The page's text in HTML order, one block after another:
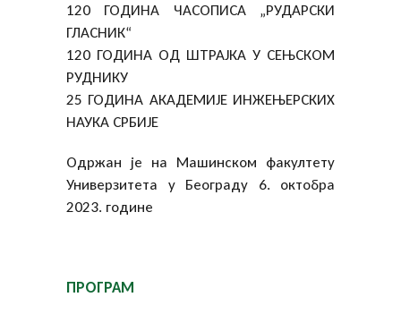
120 ГОДИНА ЧАСОПИСА „РУДАРСКИ
ГЛАСНИК“
120 ГОДИНА ОД ШТРАЈКА У СЕЊСКОМ
РУДНИКУ
25 ГОДИНА АКАДЕМИЈЕ ИНЖЕЊЕРСКИХ
НАУКА СРБИЈЕ
Одржан је на Машинском факултету
Универзитета у Београду 6. октобра
2023. године
ПРОГРАМ